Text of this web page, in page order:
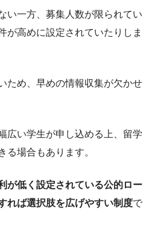
い一方、募集人数が限られてい
が高めに設定されていたりしま
ため、早めの情報収集が欠かせ
広い学生が申し込める上、留学
る場合もあります。
が低く設定されている公的ロー
れば選択肢を広げやすい制度で